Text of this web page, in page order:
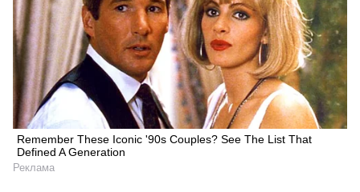
Remember These Iconic '90s Couples? See The List That
Defined A Generation
Реклама